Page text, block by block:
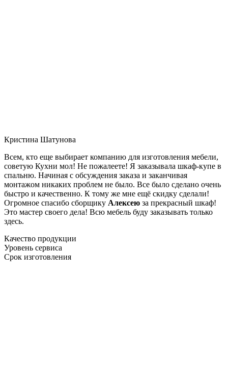
Кристина Шатунова
Всем, кто еще выбирает компанию для изготовления мебели,
советую Кухни мол! Не пожалеете! Я заказывала шкаф-купе в
спальню. Начиная с обсуждения заказа и заканчивая
монтажом никаких проблем не было. Все было сделано очень
быстро и качественно. К тому же мне ещё скидку сделали!
Огромное спасибо сборщику Алексею за прекрасный шкаф!
Это мастер своего дела! Всю мебель буду заказывать только
здесь.
Качество продукции
Уровень сервиса
Срок изготовления